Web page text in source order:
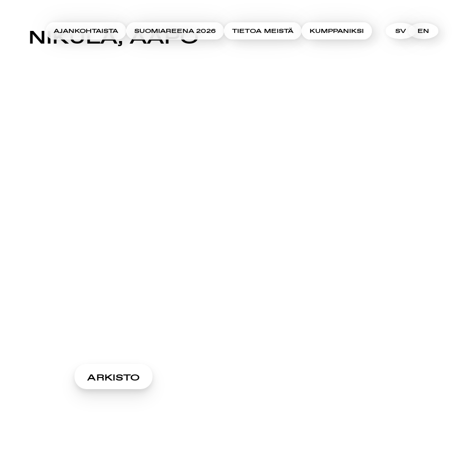
AJANKOHTAISTA
SUOMIAREENA 2026 TIETOA MEISTÄ KUMPPANIKSI SV EN
NIKULA, AAPO
ARKISTO